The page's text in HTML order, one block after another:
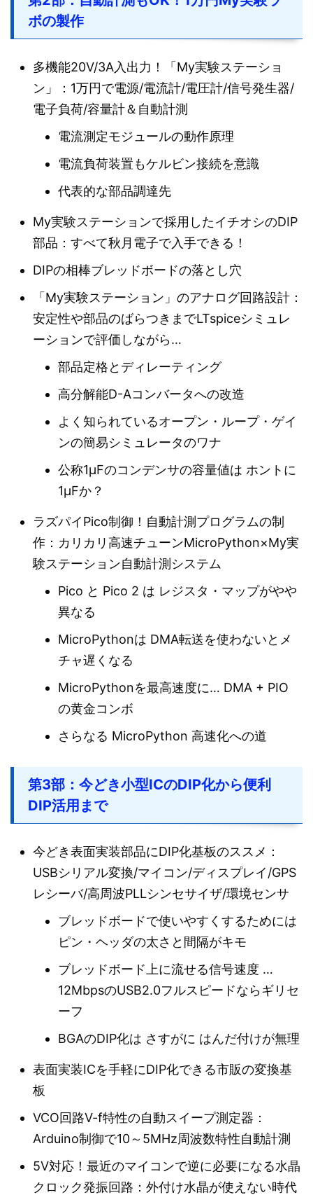
ボの製作
多機能20V/3A入出力！「My実験ステーショ
ン」：1万円で電源/電流計/電圧計/信号発生器/
電子負荷/容量計＆自動計測
電流測定モジュールの動作原理
電流負荷装置もケルビン接続を意識
代表的な部品調達先
My実験ステーションで採用したイチオシのDIP
部品：すべて秋月電子で入手できる！
DIPの相棒ブレッドボードの落とし穴
「My実験ステーション」のアナログ回路設計：
安定性や部品のばらつきまでLTspiceシミュレ
ーションで評価しながら…
部品定格とディレーティング
高分解能D-Aコンバータへの改造
よく知られているオープン・ループ・ゲイ
ンの簡易シミュレータのワナ
公称1μFのコンデンサの容量値は ホントに
1μFか？
ラズパイPico制御！自動計測プログラムの制
作：カリカリ高速チューンMicroPython×My実
験ステーション自動計測システム
Pico と Pico 2 は レジスタ・マップがやや
異なる
MicroPythonは DMA転送を使わないとメ
チャ遅くなる
MicroPythonを最高速度に… DMA + PIO
の黄金コンボ
さらなる MicroPython 高速化への道
第3部：今どき小型ICのDIP化から便利
DIP活用まで
今どき表面実装部品にDIP化基板のススメ：
USBシリアル変換/マイコン/ディスプレイ/GPS
レシーバ/高周波PLLシンセサイザ/環境センサ
ブレッドボードで使いやすくするためには
ピン・ヘッダの太さと間隔がキモ
ブレッドボード上に流せる信号速度 …
12MbpsのUSB2.0フルスピードならギリセ
ーフ
BGAのDIP化は さすがに はんだ付けが無理
表面実装ICを手軽にDIP化できる市販の変換基
板
VCO回路V-f特性の自動スイープ測定器：
Arduino制御で10～5MHz周波数特性自動計測
5V対応！最近のマイコンで逆に必要になる水晶
クロック発振回路：外付け水晶が使えない時代